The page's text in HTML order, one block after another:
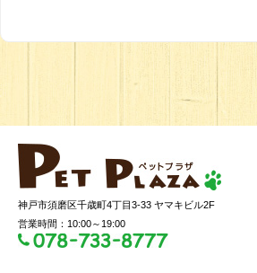
神戸市須磨区千歳町4丁目3-33 ヤマキビル2F
営業時間：10:00～19:00